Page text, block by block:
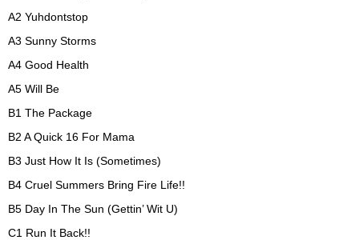
A2 Yuhdontstop
A3 Sunny Storms
A4 Good Health
A5 Will Be
B1 The Package
B2 A Quick 16 For Mama
B3 Just How It Is (Sometimes)
B4 Cruel Summers Bring Fire Life!!
B5 Day In The Sun (Gettin’ Wit U)
C1 Run It Back!!